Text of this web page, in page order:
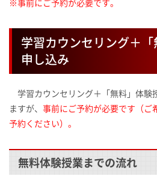
※事前にご予約が必要です。
学習カウンセリング＋
申し込み
学習カウンセリング＋「無料」体験
ますが、 事前にご予約が必要です（ご
予約ください）。
無料体験授業までの流れ